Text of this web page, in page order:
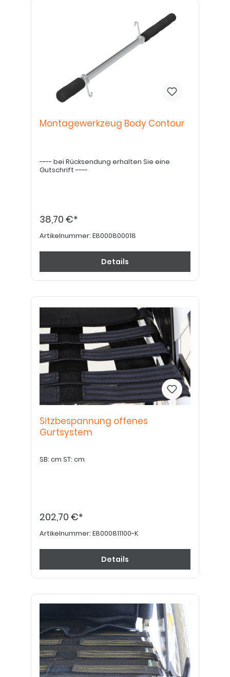
Montagewerkzeug Body Contour
---- bei Rücksendung erhalten Sie eine
Gutschrift ----
38,70 €*
Artikelnummer: E8000800018
Details
Sitzbespannung offenes
Gurtsystem
SB: cm ST: cm
202,70 €*
Artikelnummer: E8000811100-K
Details